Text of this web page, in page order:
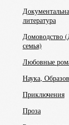
литература
Домоводство
семья)
Любовные
Наука,
Приключения
Проза